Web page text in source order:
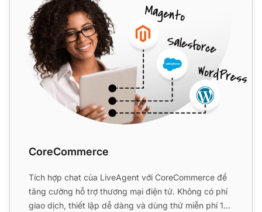
CoreCommerce
Tích hợp chat của LiveAgent với CoreCommerce để
tăng cường hỗ trợ thương mại điện tử. Không có phí
giao dịch, thiết lập dễ dàng và dùng thử miễn phí 14